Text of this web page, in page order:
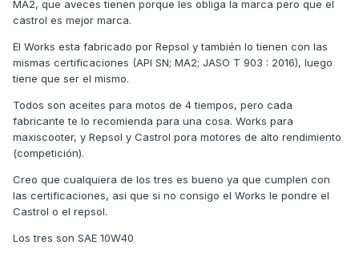
MA2, que aveces tienen porque les obliga la marca pero que el
castrol es mejor marca.
El Works esta fabricado por Repsol y también lo tienen con las
mismas certificaciones (API SN; MA2; JASO T 903 : 2016), luego
tiene que ser el mismo.
Todos son aceites para motos de 4 tiempos, pero cada
fabricante te lo recomienda para una cosa. Works para
maxiscooter, y Repsol y Castrol pora motores de alto rendimiento
(competición).
Creo que cualquiera de los tres es bueno ya que cumplen con
las certificaciones, asi que si no consigo el Works le pondre el
Castrol o el repsol.
Los tres son SAE 10W40